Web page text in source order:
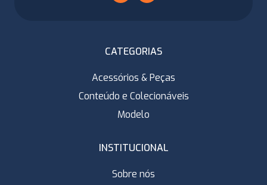
CATEGORIAS
Acessórios & Peças
Conteúdo e Colecionáveis
Modelo
INSTITUCIONAL
Sobre nós